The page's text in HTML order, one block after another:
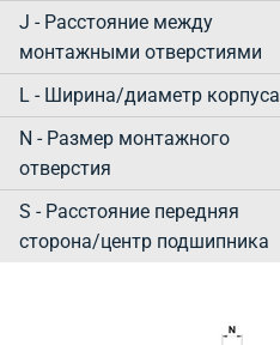
J - Расстояние между
монтажными отверстиями
L - Ширина/диаметр корпуса
N - Размер монтажного
отверстия
S - Расстояние передняя
сторона/центр подшипника